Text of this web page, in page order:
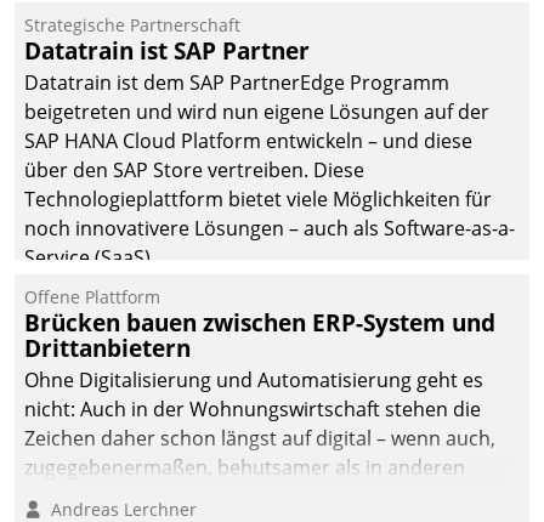
Einsparungen durch optimierte und automatisierte
Prozesse. Doch man darf nicht zu viel erwarten: Allein
mit der Einführung einer neuen Software ist es nicht
getan. Die Digitalisierung erfordert von Unternehmen
die Bereitschaft, sich zu überprüfen, zu hinterfragen
und zu verändern.
Strategische Partnerschaft
Datatrain ist SAP Partner
Datatrain ist dem SAP PartnerEdge Programm
beigetreten und wird nun eigene Lösungen auf der
SAP HANA Cloud Platform entwickeln – und diese
über den SAP Store vertreiben. Diese
Technologieplattform bietet viele Möglichkeiten für
noch innovativere Lösungen – auch als Software-as-a-
Service (SaaS).
Offene Plattform
Brücken bauen zwischen ERP-System und
Drittanbietern
Ohne Digitalisierung und Automatisierung geht es
nicht: Auch in der Wohnungswirtschaft stehen die
Zeichen daher schon längst auf digital – wenn auch,
zugegebenermaßen, behutsamer als in anderen
Branchen.
Andreas Lerchner